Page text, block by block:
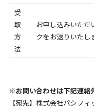
受
取
方
法
お申し込みいただ
クをお送りいたし
※お問い合わせは下記連絡
【宛先】株式会社パシフ